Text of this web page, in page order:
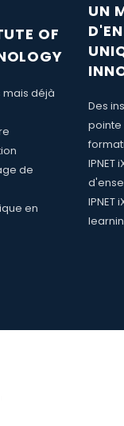
OF
mais déjà
de
en
UN
Des
pointe
IPNET
IPNET